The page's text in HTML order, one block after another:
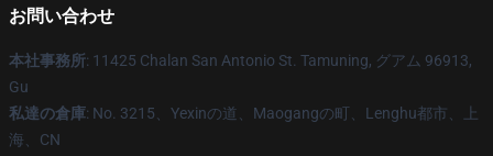
お問い合わせ
本社事務所: 11425 Chalan San Antonio St. Tamuning, グアム 96913,
Gu
私達の倉庫: No. 3215、Yexinの道、Maogangの町、Lenghu都市、上
海、CN